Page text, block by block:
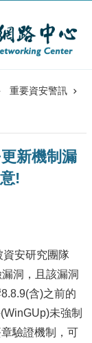
重要資安警訊
新機制漏
!
資安研究團隊
洞，且該漏洞
含)之前的
未強制
驗證機制，可